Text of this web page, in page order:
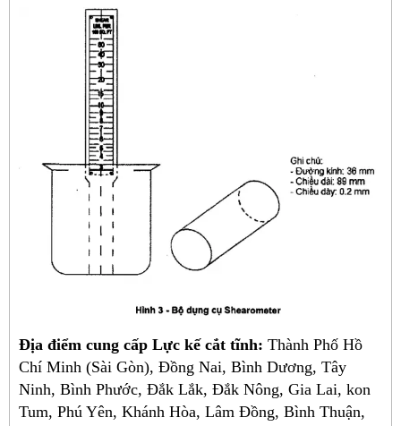
Địa điểm cung cấp Lực kế cắt tĩnh: Thành Phố Hồ
Chí Minh (Sài Gòn), Đồng Nai, Bình Dương, Tây
Ninh, Bình Phước, Đắk Lắk, Đắk Nông, Gia Lai, kon
Tum, Phú Yên, Khánh Hòa, Lâm Đồng, Bình Thuận,